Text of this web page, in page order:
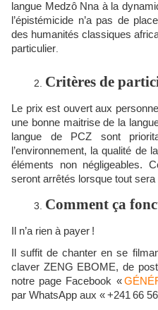
langue Medzô Nna à la
l’épistémicide n’a pas de
des humanités classiques
particulier
Critères de
Le prix est ouvert aux
une bonne maitrise de la
langue de PCZ sont
l’environnement, la qualité de
éléments non négligeables.
seront arrêtés lorsque tout sera
Comment ça
Il n’a rien à payer !
Il suffit de chanter en se
claver ZENG EBOME, de
notre page Facebook « GÉN É
par WhatsApp aux «+241 66